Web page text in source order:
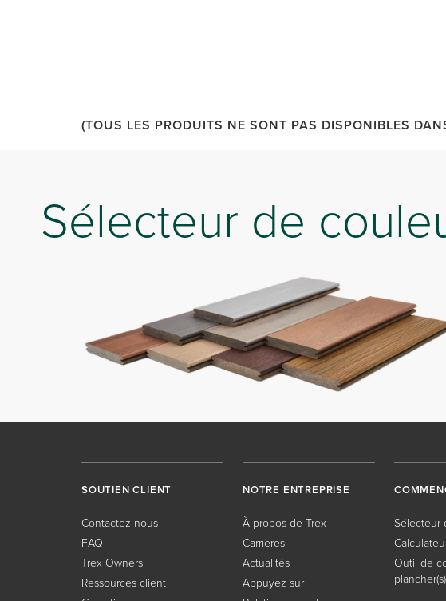
(TOUS LES PRODUITS NE SONT PAS DISPONIBLES
Sélecteur de
SOUTIEN CLIENT
Contactez-nous
FAQ
Trex Owners
Ressources client
NOTRE ENTREPRISE
À propos de Trex
Carrières
Actualités
Appuyez sur
Sélecteur
Outil de
plancher(s)